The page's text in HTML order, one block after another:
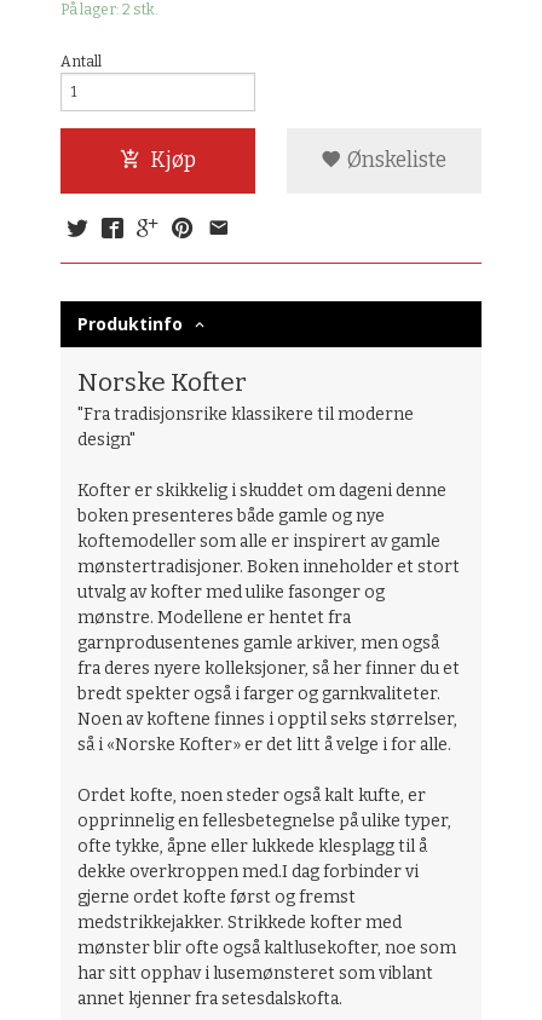
På lager: 2 stk.
Antall
Kjøp Ønskeliste
Produktinfo
Norske Kofter
"Fra tradisjonsrike klassikere til moderne
design"
Kofter er skikkelig i skuddet om dageni denne
boken presenteres både gamle og nye
koftemodeller som alle er inspirert av gamle
mønstertradisjoner. Boken inneholder et stort
utvalg av kofter med ulike fasonger og
mønstre. Modellene er hentet fra
garnprodusentenes gamle arkiver, men også
fra deres nyere kolleksjoner, så her finner du et
bredt spekter også i farger og garnkvaliteter.
Noen av koftene finnes i opptil seks størrelser,
så i «Norske Kofter» er det litt å velge i for alle.
Ordet kofte, noen steder også kalt kufte, er
opprinnelig en fellesbetegnelse på ulike typer,
ofte tykke, åpne eller lukkede klesplagg til å
dekke overkroppen med.I dag forbinder vi
gjerne ordet kofte først og fremst
medstrikkejakker. Strikkede kofter med
mønster blir ofte også kaltlusekofter, noe som
har sitt opphav i lusemønsteret som viblant
annet kjenner fra setesdalskofta.